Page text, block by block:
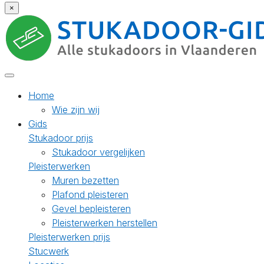
×
Home
Wie zijn wij
Gids
Stukadoor prijs
Stukadoor vergelijken
Pleisterwerken
Muren bezetten
Plafond pleisteren
Gevel bepleisteren
Pleisterwerken herstellen
Pleisterwerken prijs
Stucwerk